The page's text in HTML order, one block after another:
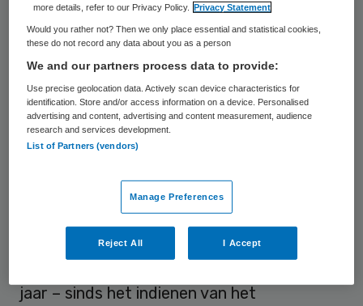
(Medische Zorg) onvoldoende en verlangen
aanpassingen.
Bruins gaat nu bekijken hoe hij de senaat
tegemoet kan komen. De minister krijgt drie
maanden de tijd om het plan eventueel aan
te passen. Desnoods komen daar nog eens
drie maanden bij, meldt de Eerste Kamer.
Belang
jaar – sinds het indienen van het
more details, refer to our Privacy Policy.
Privacy Statement
Would you rather not? Then we only place essential and statistical cookies,
these do not record any data about you as a person
We and our partners process data to provide:
Use precise geolocation data. Actively scan device characteristics for
identification. Store and/or access information on a device. Personalised
advertising and content, advertising and content measurement, audience
research and services development.
List of Partners (vendors)
Manage Preferences
Reject All I Accept